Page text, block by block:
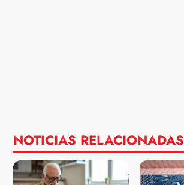
NOTICIAS RELACIONADAS